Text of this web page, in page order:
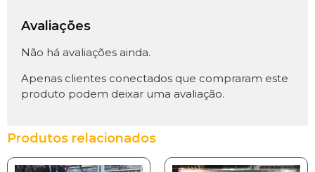
Avaliações
Não há avaliações ainda.
Apenas clientes conectados que compraram este
produto podem deixar uma avaliação.
Produtos relacionados